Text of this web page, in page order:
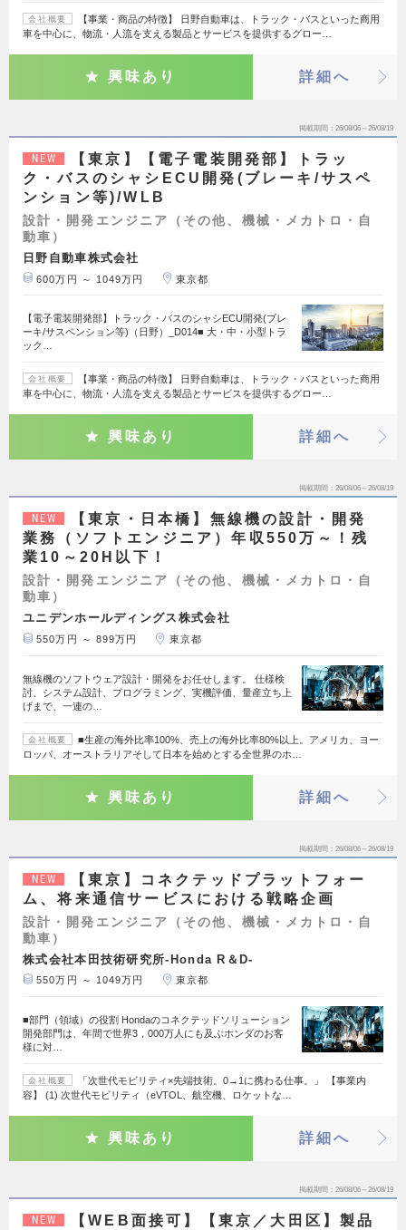
会社概要
【事業・商品の特徴】 日野自動車は、トラック・バスといった商用
車を中心に、物流・人流を支える製品とサービスを提供するグロー…
興味あり 詳細へ
掲載期間 26/08/06～26/08/19
NEW
【東京】【電子電装開発部】トラッ
ク・バスのシャシECU開発(ブレーキ/サスペ
ンション等)/WLB
設計・開発エンジニア（その他、機械・メカトロ・自
動車）
日野自動車株式会社
600万円 ～ 1049万円 東京都
【電子電装開発部】トラック・バスのシャシECU開発(ブレ
ーキ/サスペンション等)（日野）_D014■ 大・中・小型トラ
ック…
会社概要
【事業・商品の特徴】 日野自動車は、トラック・バスといった商用
車を中心に、物流・人流を支える製品とサービスを提供するグロー…
興味あり 詳細へ
掲載期間 26/08/06～26/08/19
NEW
【東京・日本橋】無線機の設計・開発
業務（ソフトエンジニア）年収550万～！残
業10～20H以下！
設計・開発エンジニア（その他、機械・メカトロ・自
動車）
ユニデンホールディングス株式会社
550万円 ～ 899万円 東京都
無線機のソフトウェア設計・開発をお任せします。 仕様検
討、システム設計、プログラミング、実機評価、量産立ち上
げまで、一連の…
会社概要
■生産の海外比率100%、売上の海外比率80%以上。アメリカ、ヨー
ロッパ、オーストラリアそして日本を始めとする全世界のホ…
興味あり 詳細へ
掲載期間 26/08/06～26/08/19
NEW
【東京】コネクテッドプラットフォー
ム、将来通信サービスにおける戦略企画
設計・開発エンジニア（その他、機械・メカトロ・自
動車）
株式会社本田技術研究所-Honda R＆D-
550万円 ～ 1049万円 東京都
■部門（領域）の役割 Hondaのコネクテッドソリューション
開発部門は、年間で世界3，000万人にも及ぶホンダのお客
様に対…
会社概要
「次世代モビリティ×先端技術。0→1に携わる仕事。」 【事業内
容】 (1) 次世代モビリティ（eVTOL、航空機、ロケットな…
興味あり 詳細へ
掲載期間 26/08/06～26/08/19
NEW
【WEB面接可】【東京／大田区】製品